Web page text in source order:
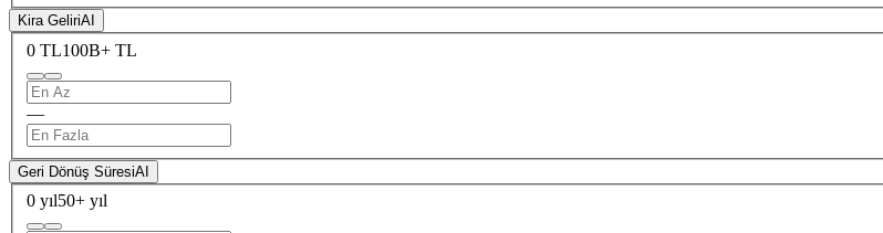
Kira GeliriAI
0 TL100B+ TL
—
Geri Dönüş SüresiAI
0 yıl50+ yıl